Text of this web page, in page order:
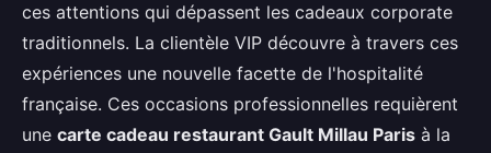
ces attentions qui dépassent les cadeaux corporate
traditionnels. La clientèle VIP découvre à travers ces
expériences une nouvelle facette de l'hospitalité
française. Ces occasions professionnelles requièrent
une carte cadeau restaurant Gault Millau Paris à la